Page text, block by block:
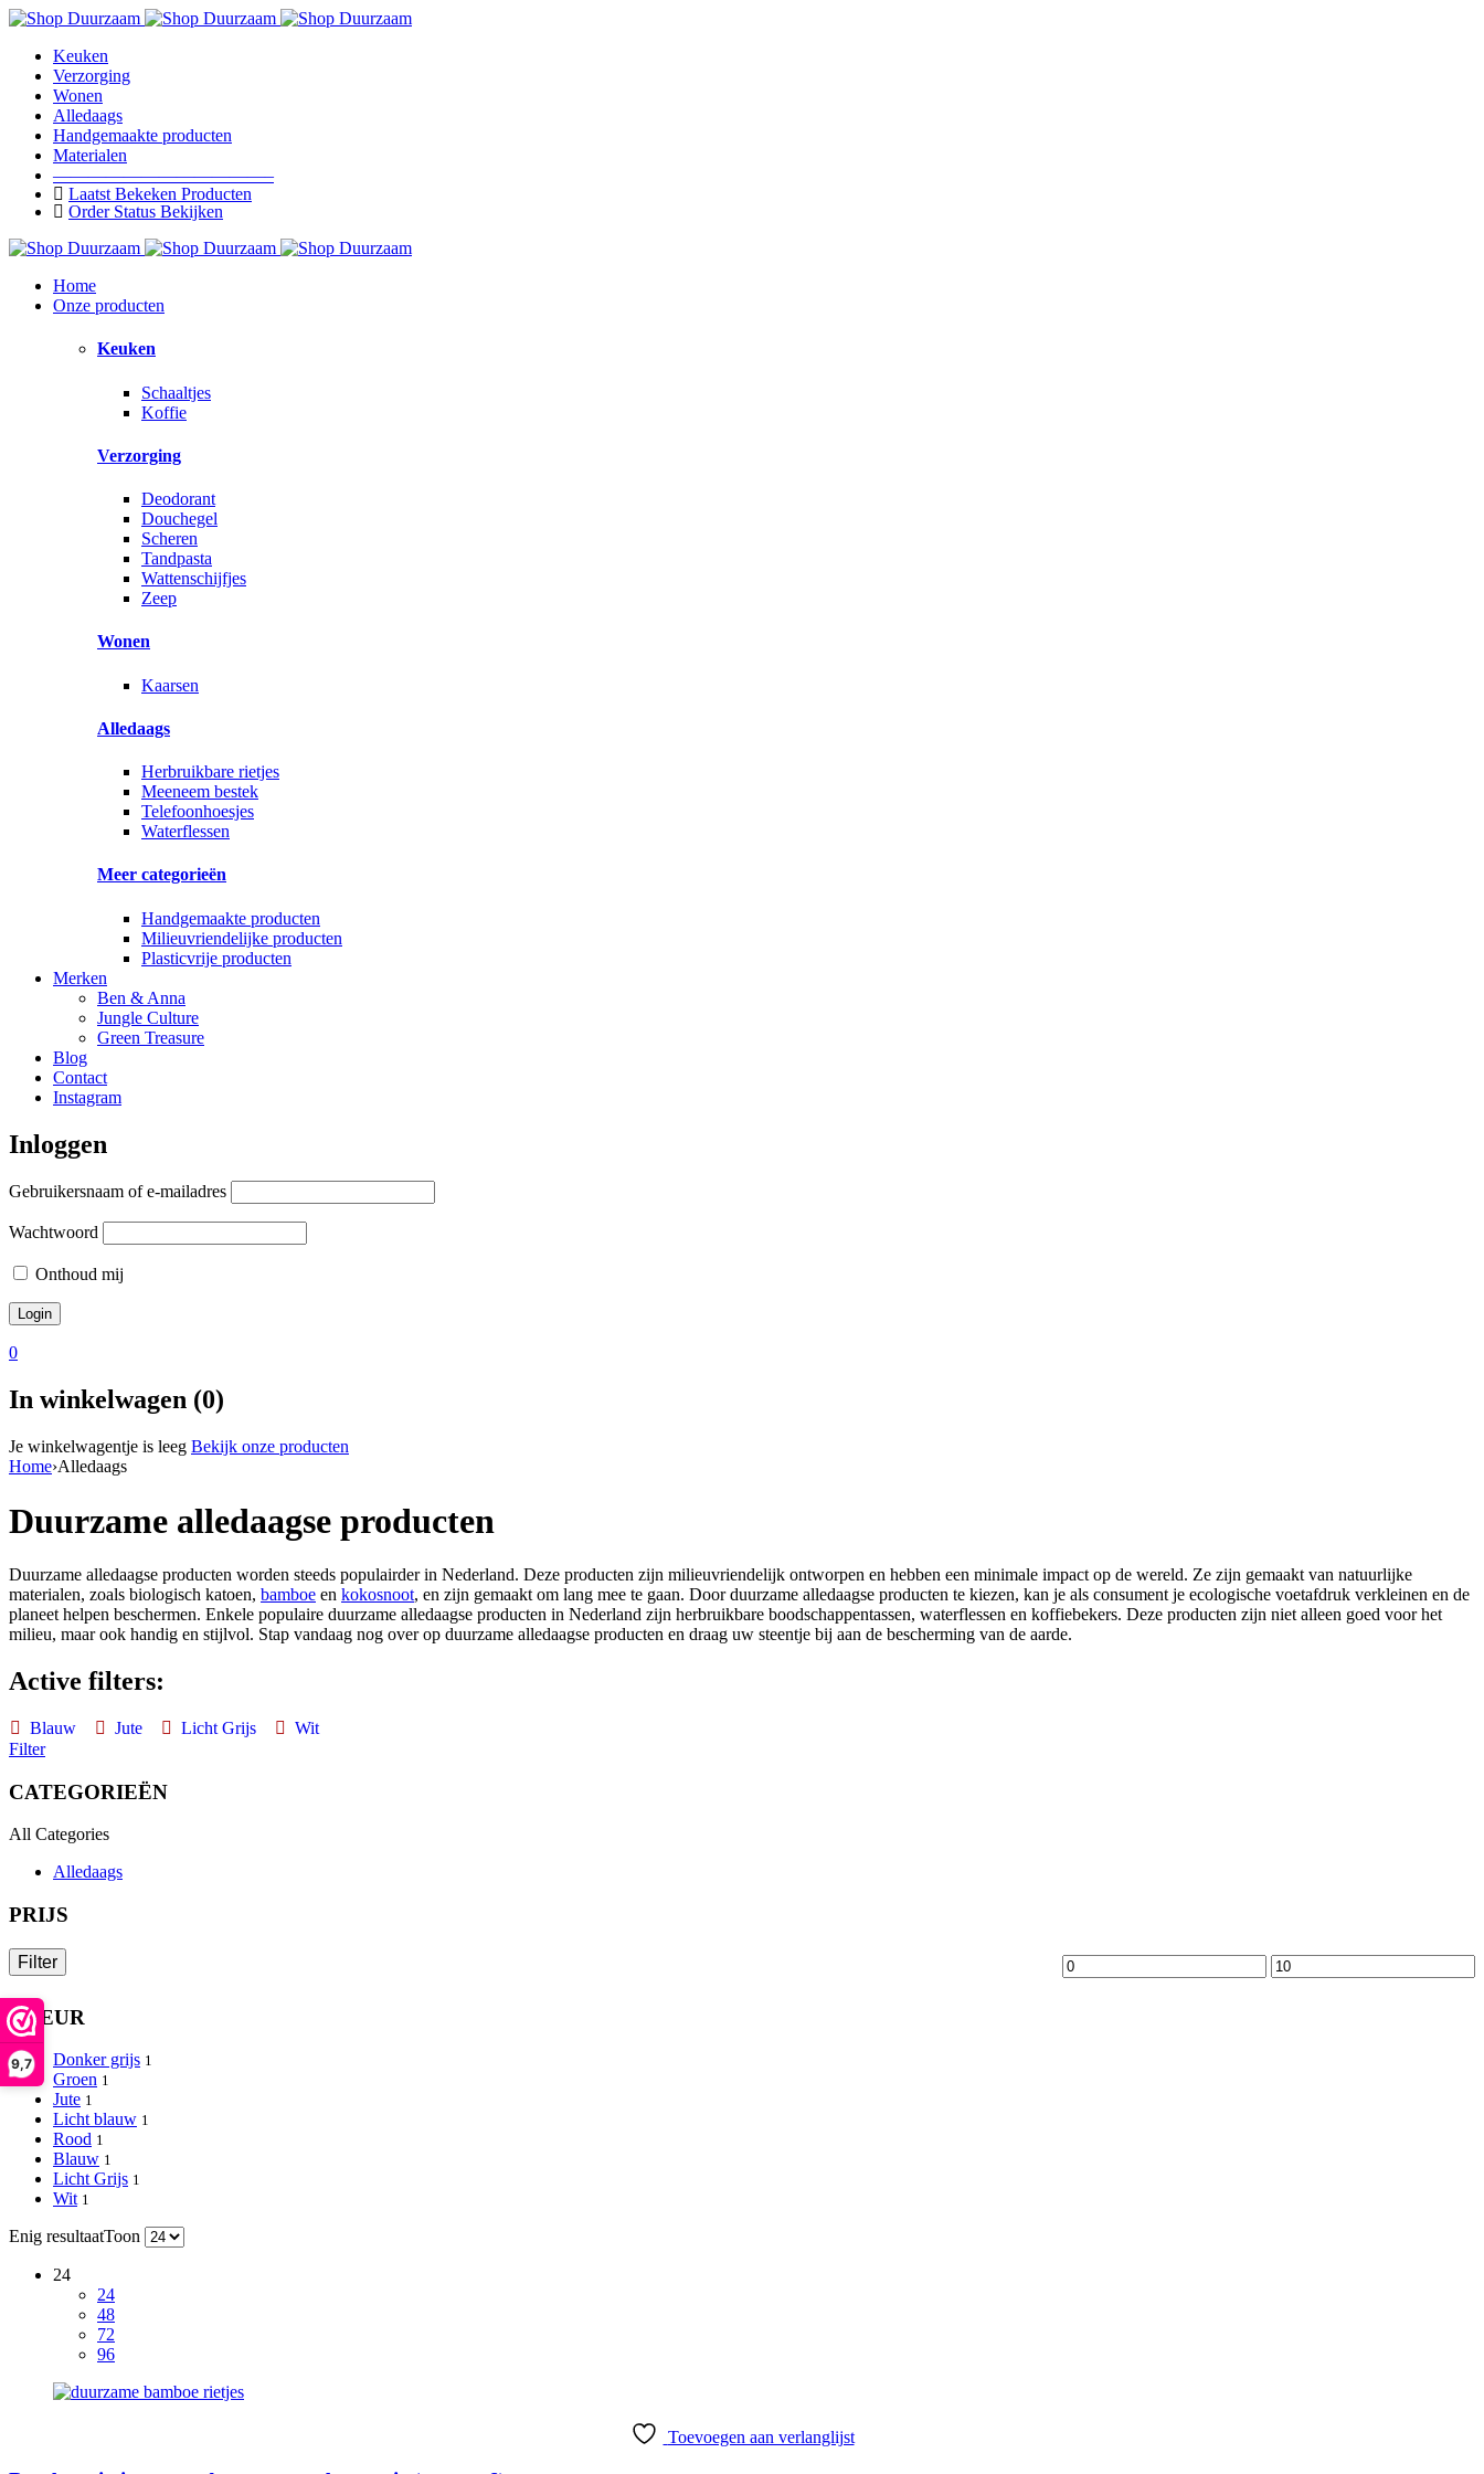
9,7
Keuken
Verzorging
Wonen
Alledaags
Handgemaakte producten
Materialen
————————————–
Laatst Bekeken Producten
Order Status Bekijken
Home
Onze producten
Keuken
Schaaltjes
Koffie
Verzorging
Deodorant
Douchegel
Scheren
Tandpasta
Wattenschijfjes
Zeep
Wonen
Kaarsen
Alledaags
Herbruikbare rietjes
Meeneem bestek
Telefoonhoesjes
Waterflessen
Meer categorieën
Handgemaakte producten
Milieuvriendelijke producten
Plasticvrije producten
Merken
Ben & Anna
Jungle Culture
Green Treasure
Blog
Contact
Instagram
Inloggen
Gebruikersnaam of e-mailadres
Wachtwoord
Onthoud mij
0
In winkelwagen (0)
Je winkelwagentje is leeg Bekijk onze producten
Home›Alledaags
Duurzame alledaagse producten
Duurzame alledaagse producten worden steeds populairder in Nederland. Deze producten zijn milieuvriendelijk ontworpen en hebben een minimale impact op de wereld. Ze zijn gemaakt van natuurlijke
materialen, zoals biologisch katoen, bamboe en kokosnoot, en zijn gemaakt om lang mee te gaan. Door duurzame alledaagse producten te kiezen, kan je als consument je ecologische voetafdruk verkleinen en de
planeet helpen beschermen. Enkele populaire duurzame alledaagse producten in Nederland zijn herbruikbare boodschappentassen, waterflessen en koffiebekers. Deze producten zijn niet alleen goed voor het
milieu, maar ook handig en stijlvol. Stap vandaag nog over op duurzame alledaagse producten en draag uw steentje bij aan de bescherming van de aarde.
Active filters:
Blauw Jute Licht Grijs
Wit
Filter
CATEGORIEËN
All Categories
Alledaags
PRIJS
Min. Max.
Filter
KLEUR
Donker grijs 1
Groen 1
Jute 1
Licht blauw 1
Rood 1
Blauw 1
Licht Grijs 1
Wit 1
Enig resultaatToon
24
24
48
72
96
Toevoegen aan verlanglijst